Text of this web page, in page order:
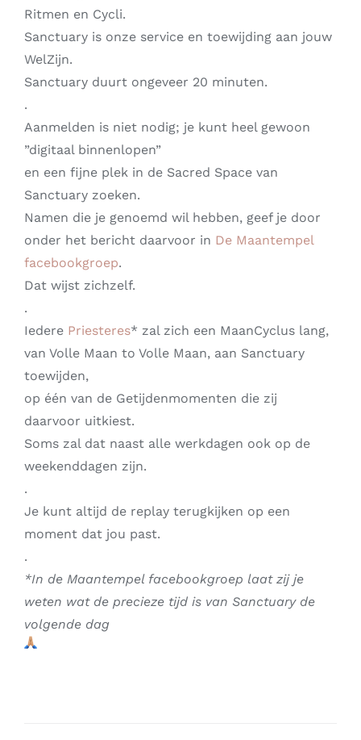
Ritmen en Cycli.
Sanctuary is onze service en toewijding aan jouw
WelZijn.
Sanctuary duurt ongeveer 20 minuten.
.
Aanmelden is niet nodig; je kunt heel gewoon
”digitaal binnenlopen”
en een fijne plek in de Sacred Space van
Sanctuary zoeken.
Namen die je genoemd wil hebben, geef je door
onder het bericht daarvoor in De Maantempel
facebookgroep.
Dat wijst zichzelf.
.
Iedere Priesteres* zal zich een MaanCyclus lang,
van Volle Maan to Volle Maan, aan Sanctuary
toewijden,
op één van de Getijdenmomenten die zij
daarvoor uitkiest.
Soms zal dat naast alle werkdagen ook op de
weekenddagen zijn.
.
Je kunt altijd de replay terugkijken op een
moment dat jou past.
.
*In de Maantempel facebookgroep laat zij je
weten wat de precieze tijd is van Sanctuary de
volgende dag